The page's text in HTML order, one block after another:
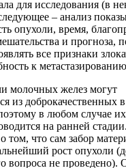
для исследования (в
– анализ
опухоли, время,
и прогноза,
все признаки
к
молочных желез могут
из доброкачественных в
в любом случае
на ранней
том, что сам забор
рост опухоли
вопроса не проведено).